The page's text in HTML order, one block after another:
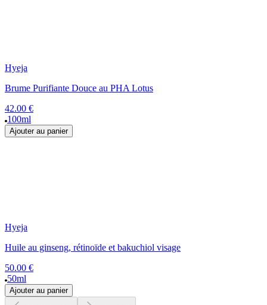
Hyeja
Brume Purifiante Douce au PHA Lotus
42.00 €
100ml
Ajouter au panier
Hyeja
Huile au ginseng, rétinoïde et bakuchiol visage
50.00 €
50ml
Ajouter au panier